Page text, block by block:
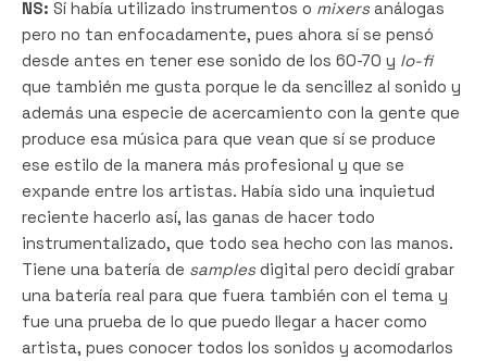
NS: Sí había utilizado instrumentos o mixersanálogas
pero no tan enfocadamente, pues ahora sí se pensó
desde antes en tener ese sonido de los 60-70 y lo-fi
que también me gusta porque le da sencillez al sonido y
además una especie de acercamiento con la gente que
produce esa música para que vean que sí se produce
ese estilo de la manera más profesional y que se
expande entre los artistas. Había sido una inquietud
reciente hacerlo así, las ganas de hacer todo
instrumentalizado, que todo sea hecho con las manos.
Tiene una batería de samplesdigital pero decidí grabar
una batería real para que fuera también con el tema y
fue una prueba de lo que puedo llegar a hacer como
artista, pues conocer todos los sonidos y acomodarlos